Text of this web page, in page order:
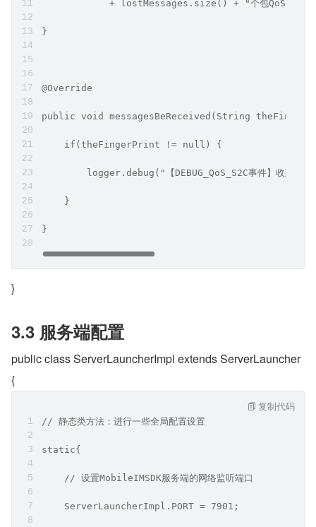
+ lostMessages.size() + "个包QoS保证机制
}
@Override
public void messagesBeReceived(String
    if(theFingerPrint != null) {
logger.debug("【DEBUG_QoS_S2C事件】收到对方
    }
}
}
3.3 服务端配置
public class ServerLauncherImpl extends ServerLauncher
{
// 静态类方法：进行一些全局配置设置
static{
    // 设置MobileIMSDK服务端的网络监听端口
    ServerLauncherImpl.PORT = 7901;
复制代码